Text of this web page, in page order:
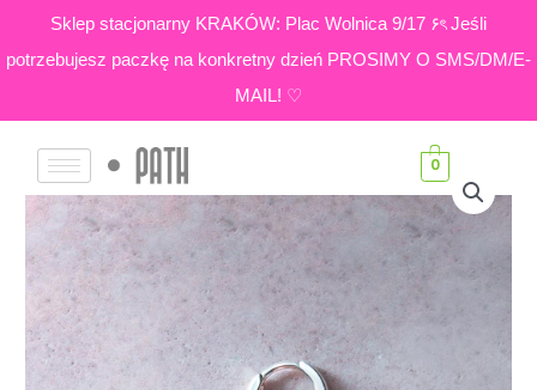
Sklep stacjonarny KRAKÓW: Plac Wolnica 9/17 ۶ৎ Jeśli
potrzebujesz paczkę na konkretny dzień PROSIMY O SMS/DM/E-
MAIL! ♡
content
0
ilość
SPINEL
|
Kolczyki
z
Owocami
PINK
SKY